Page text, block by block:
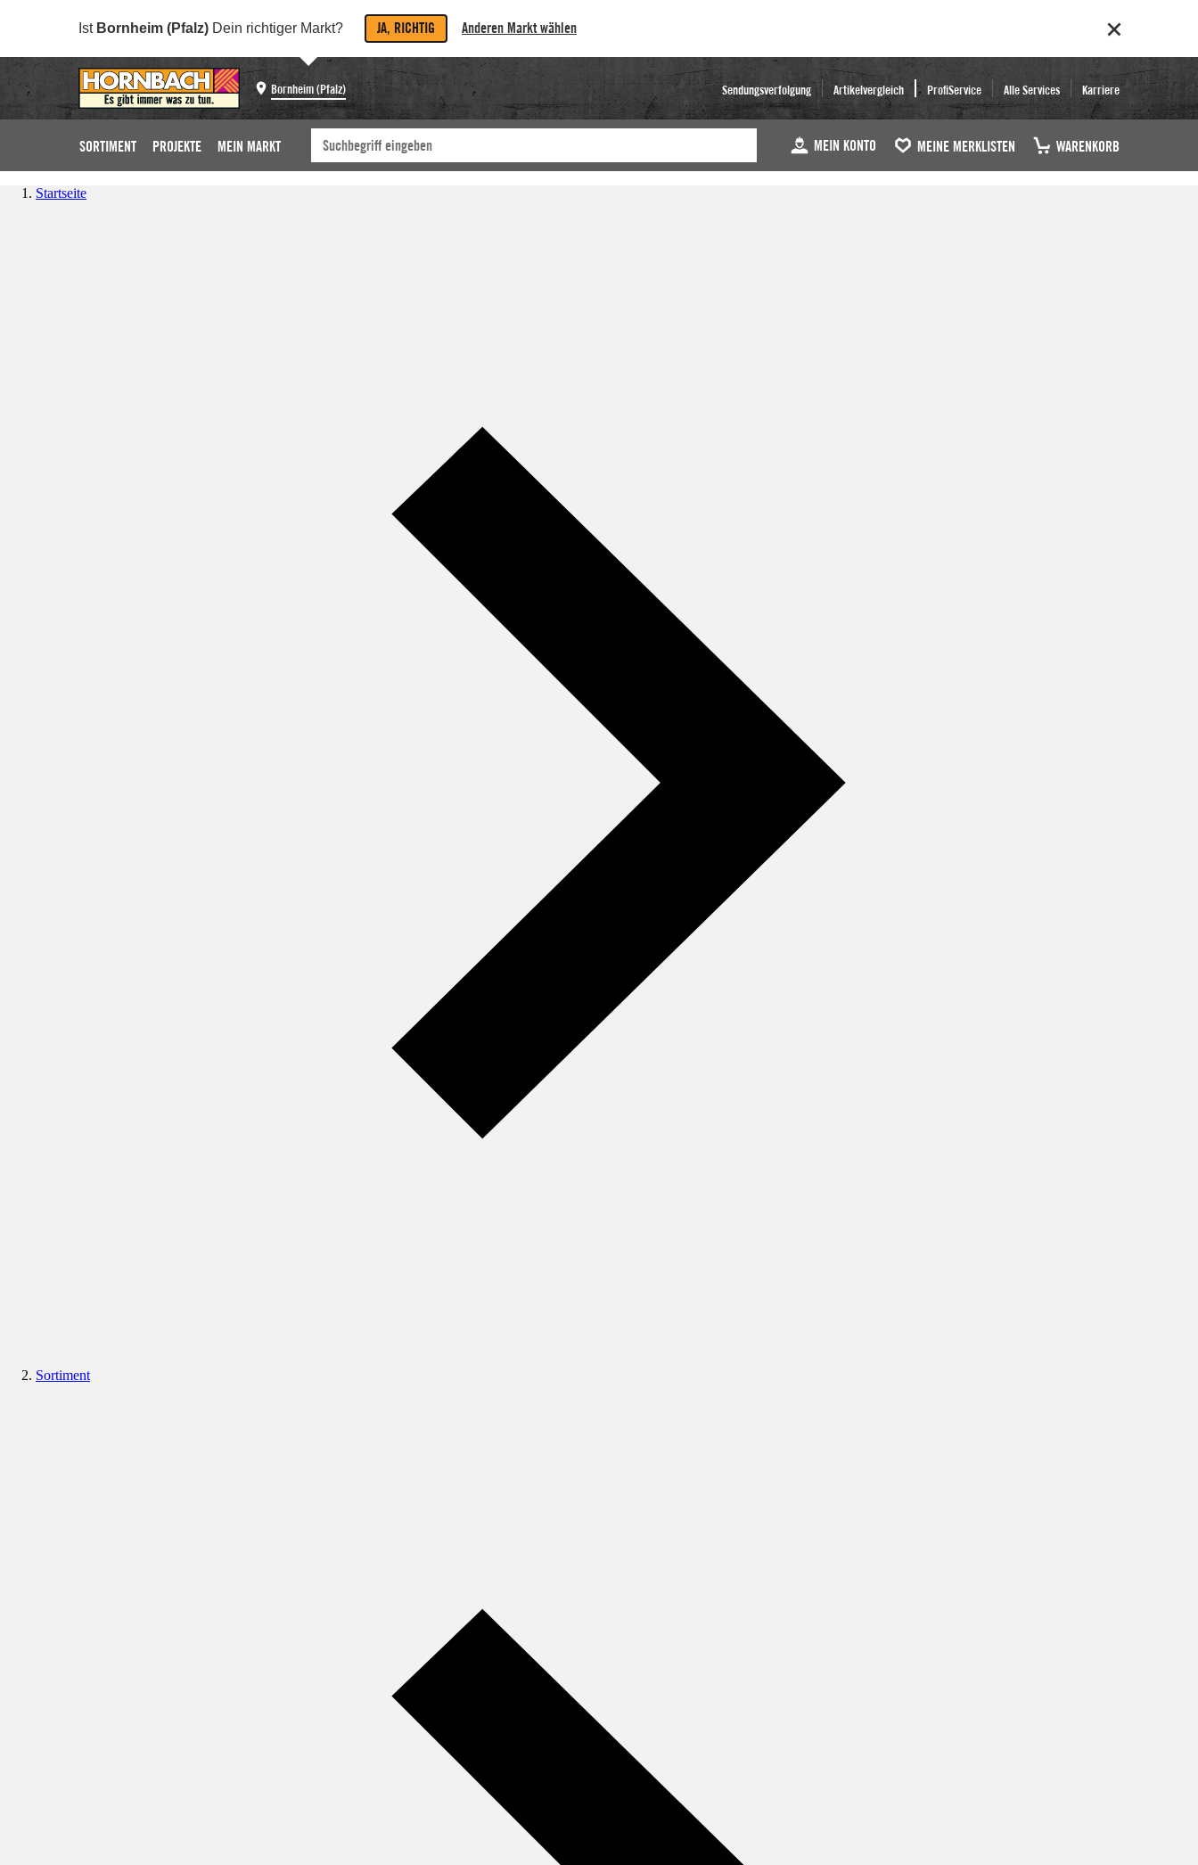
Ist Bornheim (Pfalz) Dein richtiger Markt? JA, RICHTIG Anderen Markt wählen
Bornheim (Pfalz) Sendungsverfolgung Artikelvergleich ProfiService Alle Services Karriere
SORTIMENT PROJEKTE MEIN MARKT MEIN KONTO MEINE MERKLISTEN WARENKORB
Startseite
Sortiment